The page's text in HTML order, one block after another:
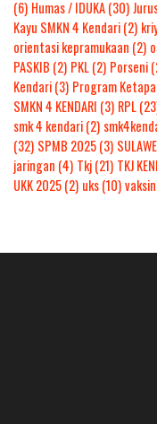
(6) Humas / IDUKA(30)
Kayu SMKN 4 Kendari(2)
orientasi kepramukaan (2)
PASKIB (2) PKL(2) Porseni
Kendari(3) Program
SMKN 4 KENDARI (3) RPL
smk 4 kendari(2)
(32) SPMB 2025(3)
jaringan (4) Tkj(21) TKJ
UKK 2025(2) uks(10)vaksin